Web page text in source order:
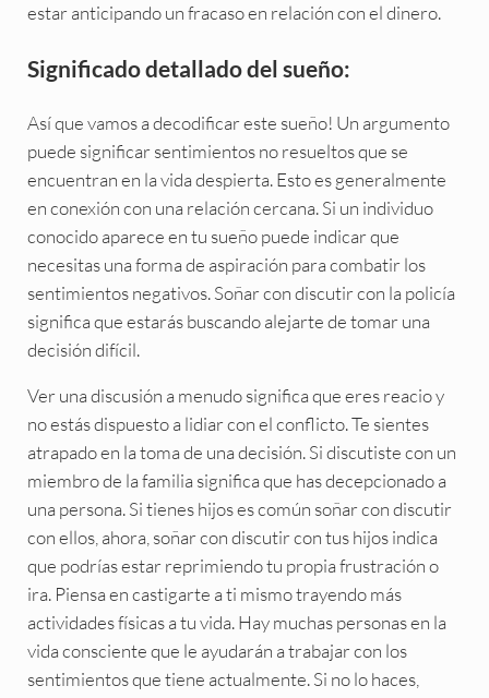
estar anticipando un fracaso en relación con el dinero.
Significado detallado del sueño:
Así que vamos a decodificar este sueño! Un argumento
puede significar sentimientos no resueltos que se
encuentran en la vida despierta. Esto es generalmente
en conexión con una relación cercana. Si un individuo
conocido aparece en tu sueño puede indicar que
necesitas una forma de aspiración para combatir los
sentimientos negativos. Soñar con discutir con la policía
significa que estarás buscando alejarte de tomar una
decisión difícil.
Ver una discusión a menudo significa que eres reacio y
no estás dispuesto a lidiar con el conflicto. Te sientes
atrapado en la toma de una decisión. Si discutiste con un
miembro de la familia significa que has decepcionado a
una persona. Si tienes hijos es común soñar con discutir
con ellos, ahora, soñar con discutir con tus hijos indica
que podrías estar reprimiendo tu propia frustración o
ira. Piensa en castigarte a ti mismo trayendo más
actividades físicas a tu vida. Hay muchas personas en la
vida consciente que le ayudarán a trabajar con los
sentimientos que tiene actualmente. Si no lo haces,